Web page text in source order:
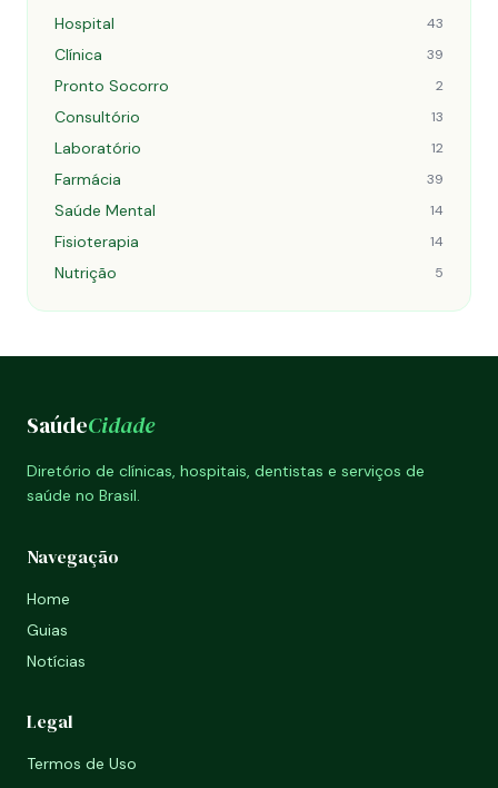
Hospital 43
Clínica 39
Pronto Socorro 2
Consultório 13
Laboratório 12
Farmácia 39
Saúde Mental 14
Fisioterapia 14
Nutrição 5
SaúdeCidade
Diretório de clínicas, hospitais, dentistas e serviços de
saúde no Brasil.
Navegação
Home
Guias
Notícias
Legal
Termos de Uso